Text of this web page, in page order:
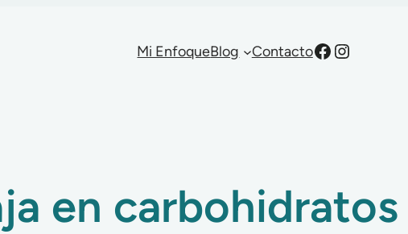
Mi EnfoqueBlog ContactoFacebook
Instagram
en carbohidratos